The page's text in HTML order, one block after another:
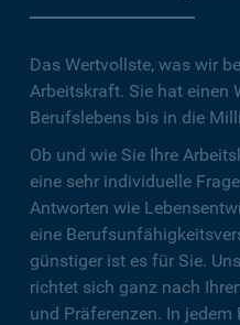
Das Wertvollste, was wir
Arbeitskraft. Sie hat einen
Berufslebens bis in die
Ob und wie Sie Ihre
eine sehr individuelle
Antworten wie
eine
günstiger ist es für Sie.
richtet sich ganz nach
und Präferenzen. In jedem